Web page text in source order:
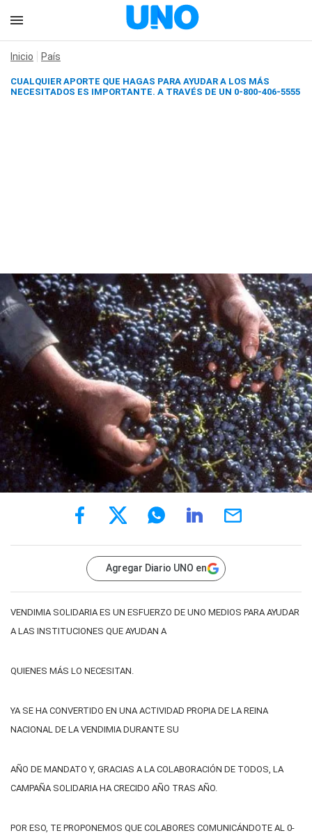
Inicio País
CUALQUIER APORTE QUE HAGAS PARA AYUDAR A LOS MÁS
NECESITADOS ES IMPORTANTE. A TRAVÉS DE UN 0-800-406-5555
Agregar Diario UNO en
VENDIMIA SOLIDARIA ES UN ESFUERZO DE UNO MEDIOS PARA AYUDAR
A LAS INSTITUCIONES QUE AYUDAN A
QUIENES MÁS LO NECESITAN.
YA SE HA CONVERTIDO EN UNA ACTIVIDAD PROPIA DE LA REINA
NACIONAL DE LA VENDIMIA DURANTE SU
AÑO DE MANDATO Y, GRACIAS A LA COLABORACIÓN DE TODOS, LA
CAMPAÑA SOLIDARIA HA CRECIDO AÑO TRAS AÑO.
POR ESO, TE PROPONEMOS QUE COLABORES COMUNICÁNDOTE AL 0-